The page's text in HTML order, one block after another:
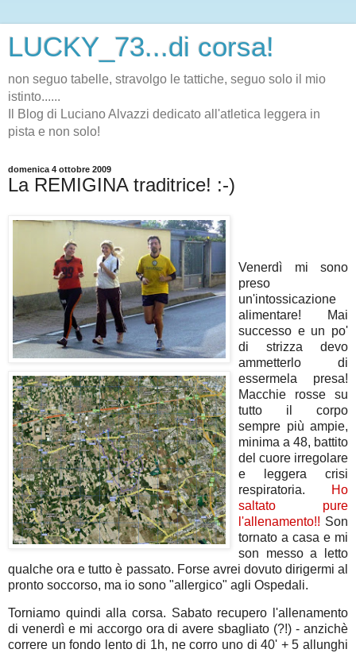
LUCKY_73...di corsa!
non seguo tabelle, stravolgo le tattiche, seguo solo il mio
istinto......
Il Blog di Luciano Alvazzi dedicato all'atletica leggera in
pista e non solo!
domenica 4 ottobre 2009
La REMIGINA traditrice! :-)
Venerdì mi sono
preso
un'intossicazione
alimentare! Mai
successo e un po'
di strizza devo
ammetterlo di
essermela presa!
Macchie rosse su
tutto il corpo
sempre più ampie,
minima a 48, battito
del cuore irregolare
e leggera crisi
respiratoria.
Ho
saltato pure
l'allenamento!! Son
tornato a casa e mi
son messo a letto
qualche ora e tutto è passato. Forse avrei dovuto dirigermi al
pronto soccorso, ma io sono "allergico" agli Ospedali.
Torniamo quindi alla corsa. Sabato recupero l'allenamento
di venerdì e mi accorgo ora di avere sbagliato (?!) - anzichè
correre un fondo lento di 1h, ne corro uno di 40' + 5 allunghi